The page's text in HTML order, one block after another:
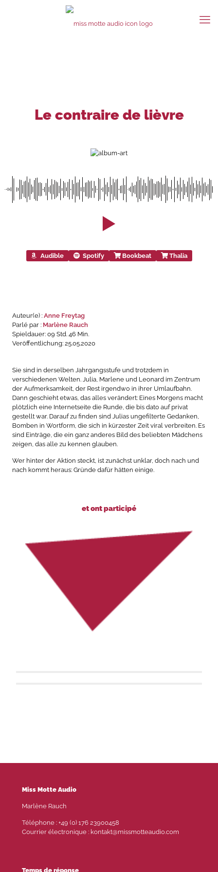
Le contraire de lièvre
Audible Spotify Bookbeat Thalia
Auteur(e) : Anne Freytag
Parlé par : Marlène Rauch
Spieldauer: 09 Std. 46 Min.
Veröffentlichung: 25.05.2020
Sie sind in derselben Jahrgangsstufe und trotzdem in
verschiedenen Welten. Julia, Marlene und Leonard im Zentrum
der Aufmerksamkeit, der Rest irgendwo in ihrer Umlaufbahn.
Dann geschieht etwas, das alles verändert: Eines Morgens macht
plötzlich eine Internetseite die Runde, die bis dato auf privat
gestellt war. Darauf zu finden sind Julias ungefilterte Gedanken,
Bomben in Wortform, die sich in kürzester Zeit viral verbreiten. Es
sind Einträge, die ein ganz anderes Bild des beliebten Mädchens
zeigen, das alle zu kennen glauben.
Wer hinter der Aktion steckt, ist zunächst unklar, doch nach und
nach kommt heraus: Gründe dafür hätten einige.
et ont participé
Miss Motte Audio
Marlène Rauch
Téléphone : +49 (0) 176 23900458
Courrier électronique : kontakt@missmotteaudio.com
Temps de réponse